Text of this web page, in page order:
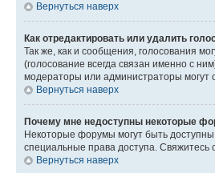
Вернуться наверх
Как отредактировать или удалить
Так же, как и сообщения, голосования
(голосование всегда связан именно с
модераторы или администраторы могут
Вернуться наверх
Почему мне недоступны некоторые
Некоторые форумы могут быть
специальные права доступа.
Вернуться наверх